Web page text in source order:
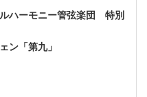
ハーモニー管弦楽団 特別
ン「第九」